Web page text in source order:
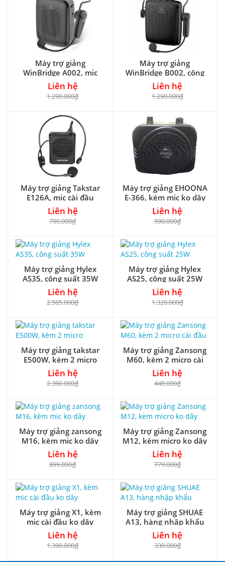
Máy trợ giảng
WinBridge A002, mic
không dây
Liên hệ
1.290.000₫
Máy trợ giảng
WinBridge B002, công
suất 15W
Liên hệ
1.290.000₫
Máy trợ giảng Takstar
E126A, mic cài đầu
Liên hệ
790.000₫
Máy trợ giảng EHOONA
E-366, kèm mic ko dây
Liên hệ
590.000₫
Máy trợ giảng Hylex
AS35, công suất 35W
Liên hệ
2.585.000₫
Máy trợ giảng Hylex
AS25, công suất 25W
Liên hệ
1.320.000₫
Máy trợ giảng takstar
E500W, kèm 2 micro
Liên hệ
2.390.000₫
Máy trợ giảng Zansong
M60, kèm 2 micro cài
đầu
Liên hệ
448.000₫
Máy trợ giảng zansong
M16, kèm mic ko dây
Liên hệ
899.000₫
Máy trợ giảng Zansong
M12, kèm micro ko dây
Liên hệ
779.000₫
Máy trợ giảng X1, kèm
mic cài đầu ko dây
Liên hệ
1.390.000₫
Máy trợ giảng SHUAE
A13, hàng nhập khẩu
Liên hệ
330.000₫